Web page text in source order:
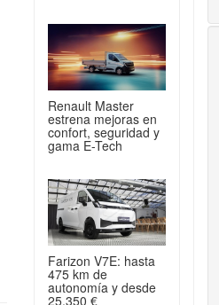
Renault Master
estrena mejoras en
confort, seguridad y
gama E-Tech
Farizon V7E: hasta
475 km de
autonomía y desde
25.350 €